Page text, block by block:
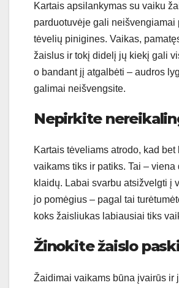
Kartais apsilankymas su vaiku
parduotuvėje gali neišvengiamai
tėvelių pinigines. Vaikas,
žaislus ir tokį didelį jų kiekį gali
o bandant jį atgalbėti – audros
galimai neišvengsite.
Nepirkite
Kartais tėveliams atrodo, kad bet
vaikams tiks ir patiks. Tai – viena
klaidų. Labai svarbu atsižvelgti į
jo pomėgius – pagal tai
koks žaisliukas labiausiai tiks
Žinokite žaislo
Žaidimai vaikams būna įvairūs ir